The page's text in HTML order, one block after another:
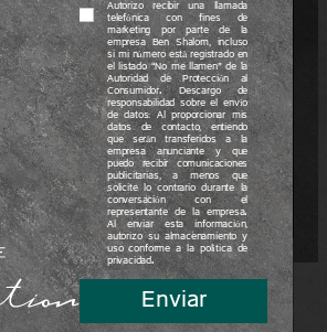
Autorizo recibir una llamada
telefónica con fines de
marketing por parte de la
empresa Ben Shalom, incluso
si mi número está registrado en
el listado “No me llamen” de la
Autoridad de Protección al
Consumidor. Descargo de
responsabilidad sobre el envío
de datos: Al proporcionar mis
datos de contacto, entiendo
que serán transferidos a la
empresa anunciante y que
puedo recibir comunicaciones
publicitarias, a menos que
solicite lo contrario durante la
conversación con el
representante de la empresa.
Al enviar esta información,
autorizo su almacenamiento y
uso conforme a la política de
privacidad.
Enviar